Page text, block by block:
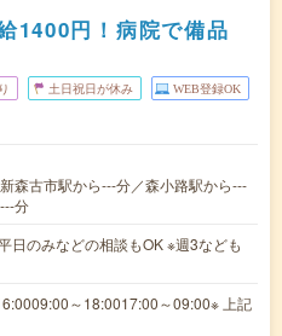
1400円！病院で備品
土日祝日が休み WEB登録OK
森古市駅から---分／森小路駅から---
分
日のみなどの相談もOK ※週3なども
～18:0017:00～09:00※ 上記